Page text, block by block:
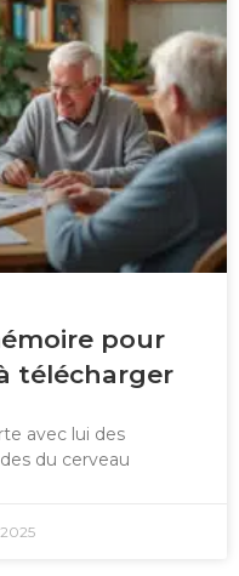
pour
télécharger
avec lui des
du cerveau